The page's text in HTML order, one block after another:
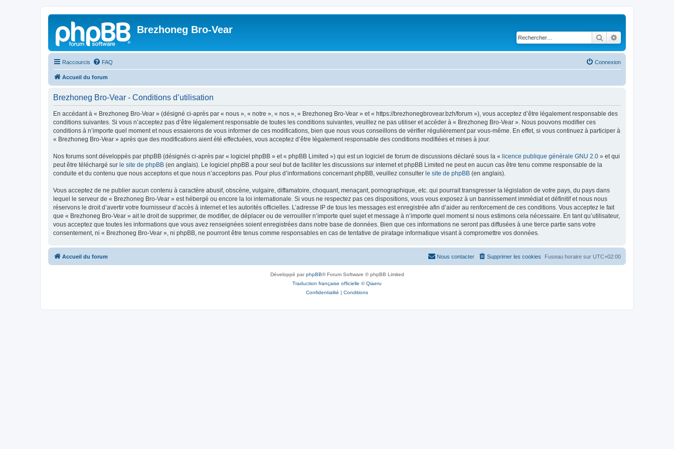
Brezhoneg Bro-Vear
Rechercher
Raccourcis FAQ Connexion
Accueil du forum
Brezhoneg Bro-Vear - Conditions d’utilisation
En accédant à « Brezhoneg Bro-Vear » (désigné ci-après par « nous », « notre », « nos », « Brezhoneg Bro-Vear » et « https://brezhonegbrovear.bzh/forum »), vous acceptez d’être légalement responsable des
conditions suivantes. Si vous n’acceptez pas d’être légalement responsable de toutes les conditions suivantes, veuillez ne pas utiliser et accéder à « Brezhoneg Bro-Vear ». Nous pouvons modifier ces
conditions à n’importe quel moment et nous essaierons de vous informer de ces modifications, bien que nous vous conseillons de vérifier régulièrement par vous-même. En effet, si vous continuez à participer à
« Brezhoneg Bro-Vear » après que des modifications aient été effectuées, vous acceptez d’être légalement responsable des conditions modifiées et mises à jour.
Nos forums sont développés par phpBB (désignés ci-après par « logiciel phpBB » et « phpBB Limited ») qui est un logiciel de forum de discussions déclaré sous la « licence publique générale GNU 2.0 » et qui
peut être téléchargé sur le site de phpBB (en anglais). Le logiciel phpBB a pour seul but de faciliter les discussions sur internet et phpBB Limited ne peut en aucun cas être tenu comme responsable de la
conduite et du contenu que nous acceptons et que nous n’acceptons pas. Pour plus d’informations concernant phpBB, veuillez consulter le site de phpBB (en anglais).
Vous acceptez de ne publier aucun contenu à caractère abusif, obscène, vulgaire, diffamatoire, choquant, menaçant, pornographique, etc. qui pourrait transgresser la législation de votre pays, du pays dans
lequel le serveur de « Brezhoneg Bro-Vear » est hébergé ou encore la loi internationale. Si vous ne respectez pas ces dispositions, vous vous exposez à un bannissement immédiat et définitif et nous nous
réservons le droit d’avertir votre fournisseur d’accès à internet et les autorités officielles. L’adresse IP de tous les messages est enregistrée afin d’aider au renforcement de ces conditions. Vous acceptez le fait
que « Brezhoneg Bro-Vear » ait le droit de supprimer, de modifier, de déplacer ou de verrouiller n’importe quel sujet et message à n’importe quel moment si nous estimons cela nécessaire. En tant qu’utilisateur,
vous acceptez que toutes les informations que vous avez renseignées soient enregistrées dans notre base de données. Bien que ces informations ne seront pas diffusées à une tierce partie sans votre
consentement, ni « Brezhoneg Bro-Vear », ni phpBB, ne pourront être tenus comme responsables en cas de tentative de piratage informatique visant à compromettre vos données.
Accueil du forum Fuseau horaire sur UTC+02:00
Supprimer les cookies
Nous contacter
Développé parphpBB® Forum Software © phpBB Limited
Traduction française officielle ©Qiaeru
Confidentialité | Conditions